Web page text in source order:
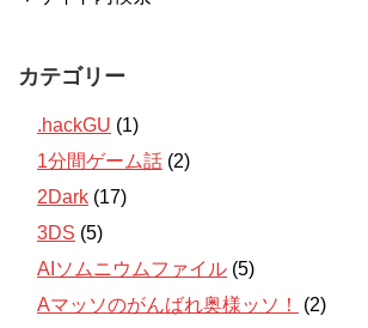
カテゴリー
.hackGU (1)
1分間ゲーム話 (2)
2Dark (17)
3DS (5)
AIソムニウムファイル (5)
Aマッソのがんばれ奥様ッソ！
(2)